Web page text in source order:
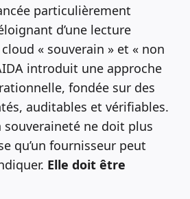
particulièrement
d’une lecture
« souverain » et « non
introduit une approche
fondée sur des
auditables et vérifiables.
souveraineté ne doit plus
qu’un fournisseur peut
Elle doit être